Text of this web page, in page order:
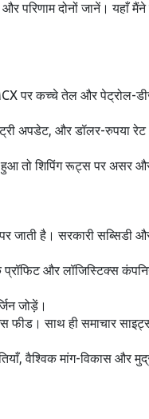
दोनों जानें। यहाँ मैंने
पर कच्चे तेल और पेट्रोल-
अपडेट, और डॉलर-रुपया
हुआ तो शिपिंग रूट्स पर
जाती है। सरकारी सब्सिडी
और लॉजिस्टिक्स
जोड़ें।
फीड। साथ ही समाचार
वैश्विक मांग-विकास और